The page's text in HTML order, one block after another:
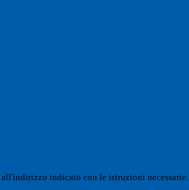
indicato con le istruzioni necessarie.